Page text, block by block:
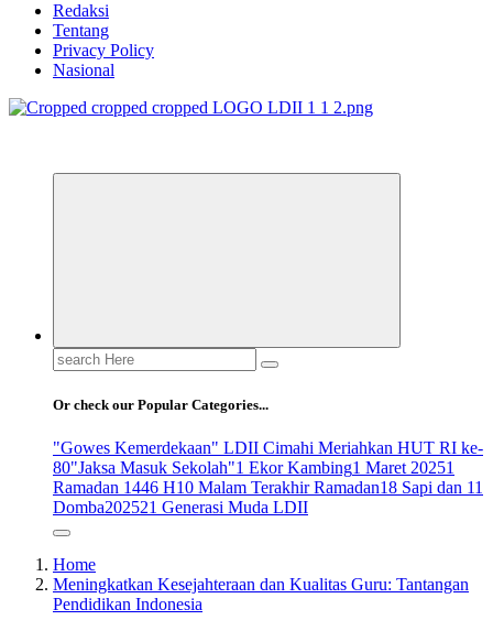
Redaksi
Tentang
Privacy Policy
Nasional
Search
for:
Or check our Popular Categories...
"Gowes Kemerdekaan" LDII Cimahi Meriahkan HUT RI ke-
80"Jaksa Masuk Sekolah"1 Ekor Kambing1 Maret 20251
Ramadan 1446 H10 Malam Terakhir Ramadan18 Sapi dan 11
Domba202521 Generasi Muda LDII
Home
Meningkatkan Kesejahteraan dan Kualitas Guru: Tantangan
Pendidikan Indonesia